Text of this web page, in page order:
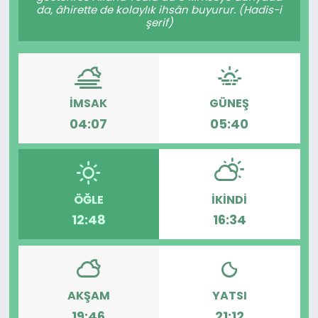
da, âhirette de kolaylık ihsân buyurur. (Hadis-i
şerif)
İMSAK
04:07
GÜNEŞ
05:40
ÖĞLE
12:48
İKINDI
16:34
AKŞAM YATSI